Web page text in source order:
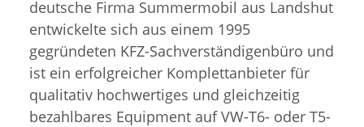
deutsche Firma Summermobil aus Landshut
entwickelte sich aus einem 1995
gegründeten KFZ-Sachverständigenbüro und
ist ein erfolgreicher Komplettanbieter für
qualitativ hochwertiges und gleichzeitig
bezahlbares Equipment auf VW-T6- oder T5-